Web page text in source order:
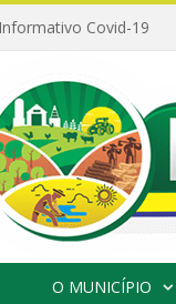
Covid-19
O MUNICÍPIO